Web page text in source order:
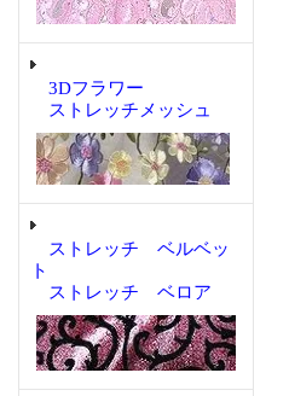
3Dフラワー
ストレッチメッシュ
ストレッチ ベルベッ
ト
ストレッチ ベロア